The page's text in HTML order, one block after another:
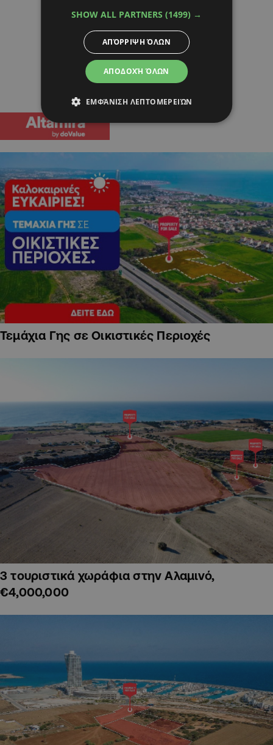
Τεμάχια Γης σε Οικιστικές Περιοχές
3 τουριστικά χωράφια στην Αλαμινό,
€4,000,000
SHOW ALL PARTNERS (1499) →
ΑΠΟΔΟΧΉ ΌΛΩΝ
ΑΠΌΡΡΙΨΗ ΌΛΩΝ
ΕΜΦΆΝΙΣΗ ΛΕΠΤΟΜΕΡΕΙΏΝ